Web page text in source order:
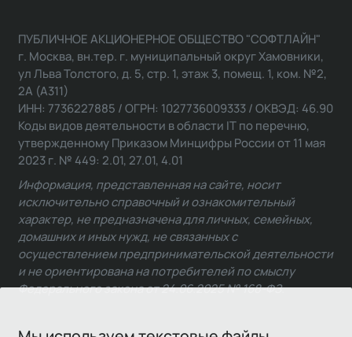
ПУБЛИЧНОЕ АКЦИОНЕРНОЕ ОБЩЕСТВО "СОФТЛАЙН"
г. Москва, вн.тер. г. муниципальный округ Хамовники,
ул Льва Толстого, д. 5, стр. 1, этаж 3, помещ. 1, ком. №2,
2А (А311)
ИНН: 7736227885 / ОГРН: 1027736009333 / ОКВЭД: 46.90
Коды видов деятельности в области IT по перечню,
утвержденному Приказом Минцифры России от 11 мая
2023 г. № 449: 2.01, 27.01, 4.01
Информация, представленная на сайте, носит
исключительно справочный и ознакомительный
характер, не предназначена для личных, семейных,
домашних и иных нужд, не связанных с
осуществлением предпринимательской деятельности
и не ориентирована на потребителей по смыслу
Федерального закона от 24.06.2025 № 168-ФЗ.